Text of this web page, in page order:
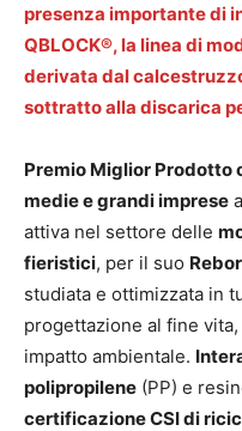
presenza importante di
QBLOCK®, la linea di
derivata dal
sottratto alla discarica
Premio Miglior Prodotto
medie e grandi imprese a
attiva nel settore delle
fieristici, per il suo
studiata e ottimizzata in
progettazione al fine
impatto ambientale.
polipropilene (PP) e
certificazione CSI di